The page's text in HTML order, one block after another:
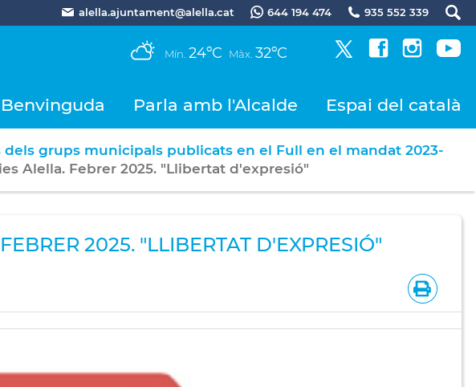
alella.ajuntament@alella.cat 644 194 474 935 552 339
Mín. 24ºC Màx. 32ºC
Benvinguda Parla amb l'Alcalde Espai del català
dels grups municipals publicats en el Full en el mandat 2023-
Alella. Febrer 2025. "Llibertat d'expresió"
2025. "LLIBERTAT D'EXPRESIÓ"